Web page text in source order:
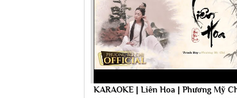
KARAOKE | Liên Hoa | Phương Mỹ